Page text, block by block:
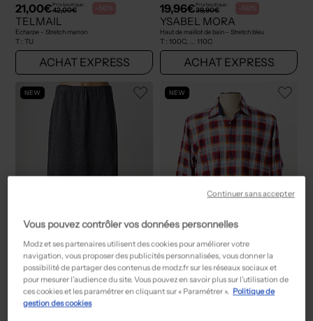
21,00€Prix boutique :
42,00€ -50%
TELMAIL
Echarpe - Stretch marron
T : TU
ACHAT EXPRESS
19,96€Prix boutique :
39,90€ -50%
YSABEL MORA
Haut de maillot de bain - Stretch bleu
T : 100C, ... 110C
ACHAT EXPRESS
NEW
55,50€Prix boutique :
111,00€ -50%
PAUPORTÉ
Jupe mi-longue - Coupe droite gris
NEW
39,00€Prix boutique :
78,00€ -50%
MARVELIS
Vous pouvez contrôler vos données personnelles
Modz et ses partenaires utilisent des cookies pour améliorer votre
navigation, vous proposer des publicités personnalisées, vous donner la
possibilité de partager des contenus de modz.fr sur les réseaux sociaux et
pour mesurer l’audience du site. Vous pouvez en savoir plus sur l’utilisation de
ces cookies et les paramétrer en cliquant sur « Paramétrer ». Politique de
gestion des cookies
Continuer sans accepter